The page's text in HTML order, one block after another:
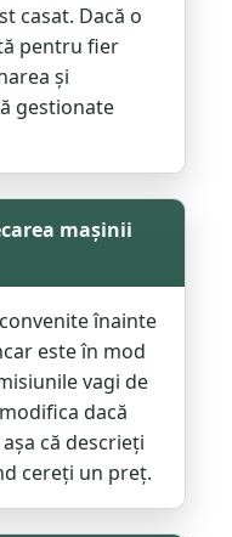
casat. Dacă o
pentru fier
și
gestionate
mașinii
înainte
este în mod
vagi de
dacă
că descrieți
cereți un preț.